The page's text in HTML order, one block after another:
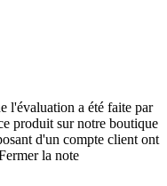
l'évaluation a été faite par
produit sur notre boutique
d'un compte client ont
la note